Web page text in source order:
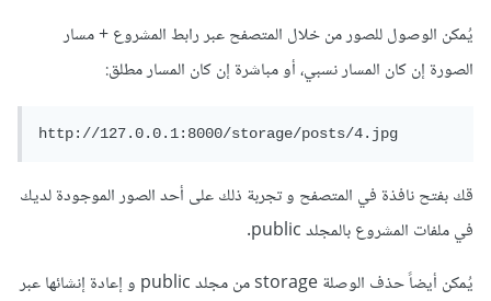
يُمكن الوصول للصور من خلال المتصفح عبر رابط المشروع + مسار
الصورة إن كان المسار نسبي، أو مباشرة إن كان المسار مطلق:
http://127.0.0.1:8000/storage/posts/4.jpg
قك بفتح نافذة في المتصفح و تجربة ذلك على أحد الصور الموجودة لديك
في ملفات المشروع بالمجلد public.
يُمكن أيضاً حذف الوصلة storage من مجلد public و إعادة إنشائها عبر